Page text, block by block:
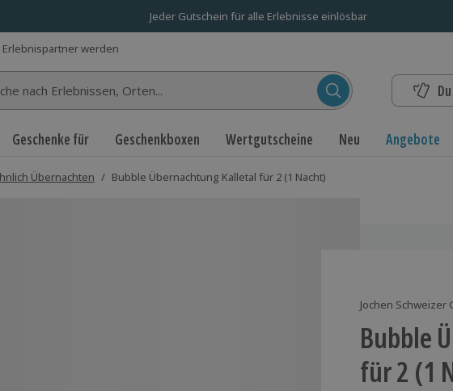
Jeder Gutschein für alle Erlebnisse einlösbar
Erlebnispartner werden
nach Erlebnissen...
Geschenke für Geschenkboxen Wertgutscheine Neu Angebote
Übernachten / Bubble Übernachtung Kalletal für 2 (1 Nacht)
Jochen Schweizer
Bubble
für 2 (1